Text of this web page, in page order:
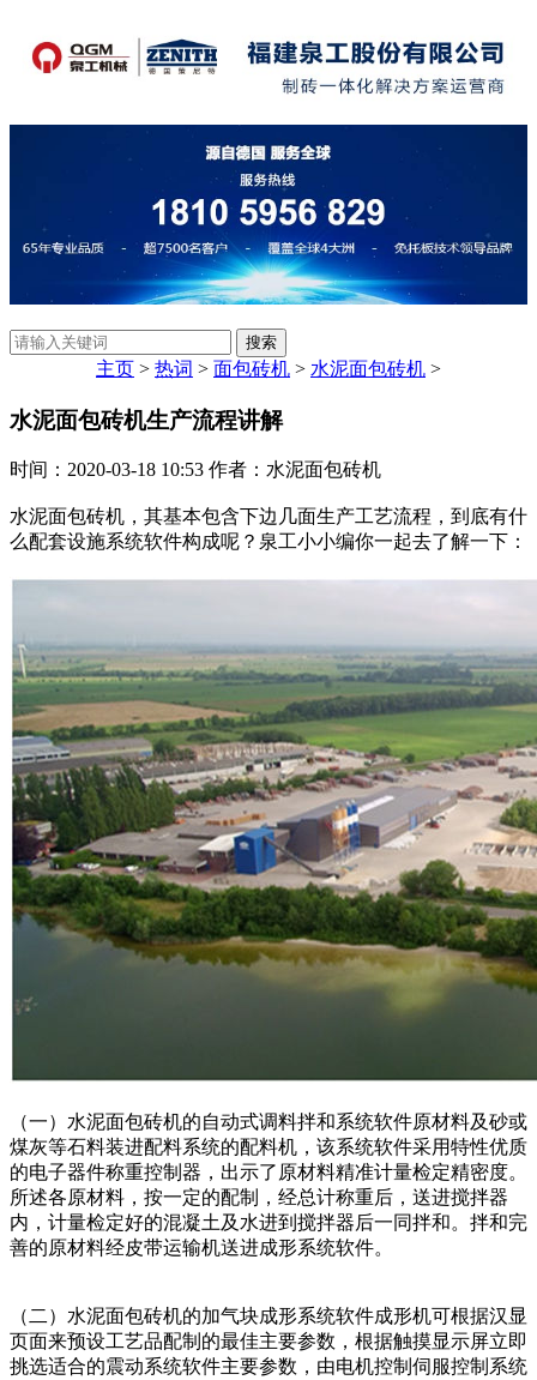
主页 > 热词 > 面包砖机 > 水泥面包砖机 >
水泥面包砖机生产流程讲解
时间：2020-03-18 10:53 作者：水泥面包砖机
水泥面包砖机，其基本包含下边几面生产工艺流程，到底有什
么配套设施系统软件构成呢？泉工小小编你一起去了解一下：
（一）水泥面包砖机的自动式调料拌和系统软件原材料及砂或
煤灰等石料装进配料系统的配料机，该系统软件采用特性优质
的电子器件称重控制器，出示了原材料精准计量检定精密度。
所述各原材料，按一定的配制，经总计称重后，送进搅拌器
内，计量检定好的混凝土及水进到搅拌器后一同拌和。拌和完
善的原材料经皮带运输机送进成形系统软件。
（二）水泥面包砖机的加气块成形系统软件成形机可根据汉显
页面来预设工艺品配制的最佳主要参数，根据触摸显示屏立即
挑选适合的震动系统软件主要参数，由电机控制伺服控制系统